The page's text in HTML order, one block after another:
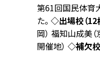
第61回国民体育
た。 ◇出場校（12
岡） 福知山成美
開催地） ◇補欠校